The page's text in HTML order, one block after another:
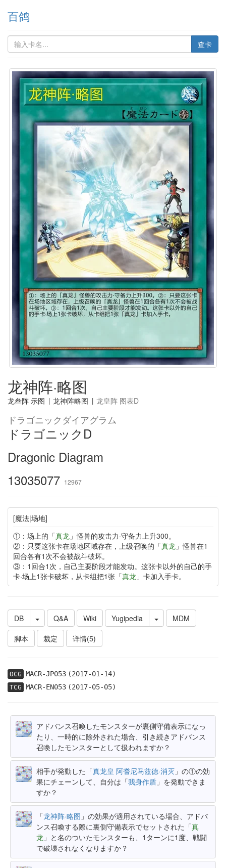
百鸽
查卡
龙神阵·略图
龙叁阵 示图 | 龙神阵略图 | 龙皇阵 图表D
ドラゴニックダイアグラム
ドラゴニックD
Dragonic Diagram
13035077 12967
[魔法|场地]
①：场上的「真龙 」怪兽的攻击力·守备力上升300。
②：只要这张卡在场地区域存在，上级召唤的「真龙 」怪兽在1
回合各有1次不会被战斗破坏。
③：1回合1次，自己主要阶段才能发动。这张卡以外的自己的手
卡·场上1张卡破坏，从卡组把1张「真龙 」卡加入手卡。
DB Q&A Wiki Yugipedia
MDM
脚本
裁定 详情(5)
OCG MACR-JP053(2017-01-14)
TCG MACR-EN053(2017-05-05)
アドバンス召喚したモンスターが裏側守備表示になっ
たり、一時的に除外された場合、引き続きアドバンス
召喚したモンスターとして扱われますか？
相手が発動した「真龙皇 阿耆尼马兹德·消灭 」の①の効
果にチェーンして、自分は「我身作盾 」を発動できま
すか？
「龙神阵·略图 」の効果が適用されている場合、アドバ
ンス召喚する際に裏側守備表示でセットされた「真
龙 」と名のついたモンスターも、1ターンに1度、戦闘
で破壊されなくなりますか？